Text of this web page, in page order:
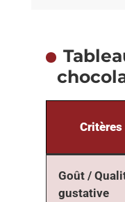
Critères
Goût /
gustative